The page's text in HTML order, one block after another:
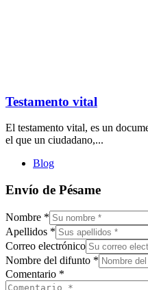
Testamento vital
El testamento vital, es un
el que un ciudadano,...
Blog
Envío de Pésame
Nombre *
Apellidos *
Correo electrónico
Nombre del difunto *
Comentario *